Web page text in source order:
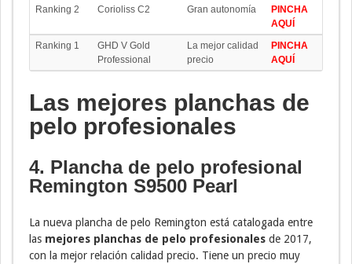
Ranking 2 Corioliss C2 Gran autonomía
PINCHA
AQUÍ
Ranking 1
GHD V Gold
Professional
La mejor calidad
precio
PINCHA
AQUÍ
Las mejores planchas de
pelo profesionales
4. Plancha de pelo profesional
Remington S9500 Pearl
La nueva plancha de pelo Remington está catalogada entre
las mejores planchas de pelo profesionales de 2017,
con la mejor relación calidad precio. Tiene un precio muy